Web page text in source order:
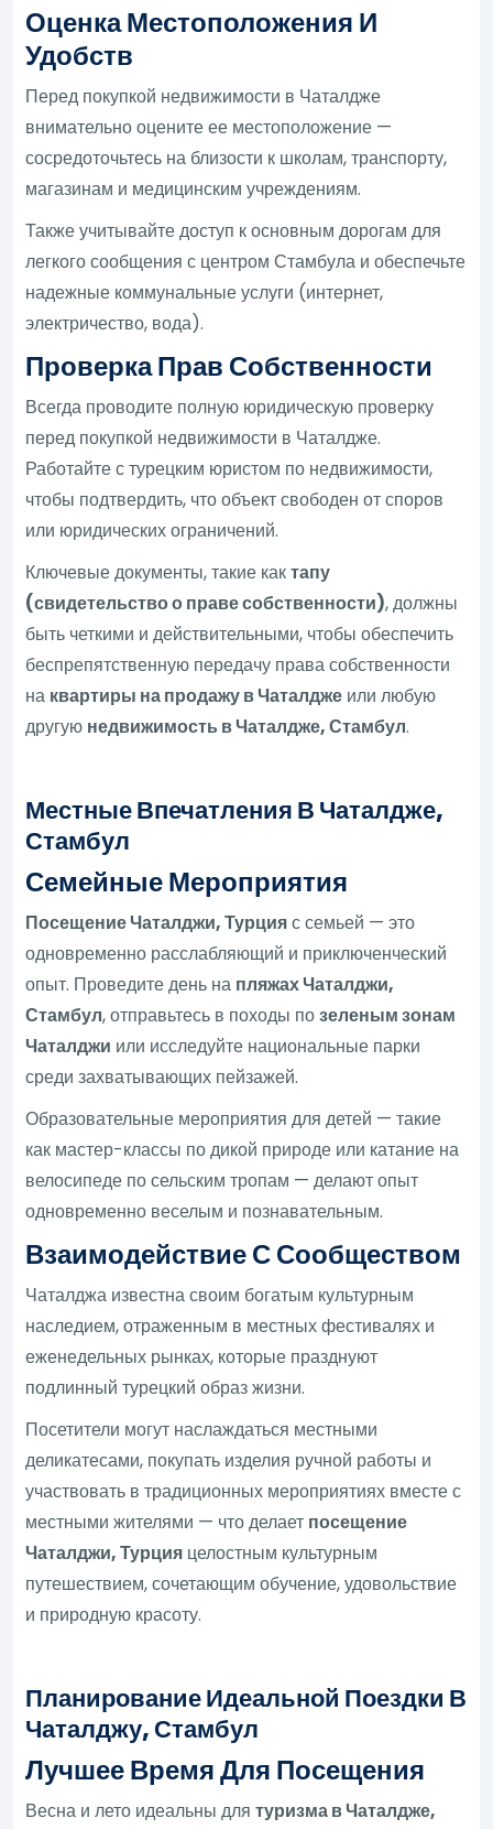
Оценка Местоположения И
Удобств
Перед покупкой недвижимости в Чаталдже
внимательно оцените ее местоположение —
сосредоточьтесь на близости к школам, транспорту,
магазинам и медицинским учреждениям.
Также учитывайте доступ к основным дорогам для
легкого сообщения с центром Стамбула и обеспечьте
надежные коммунальные услуги (интернет,
электричество, вода).
Проверка Прав Собственности
Всегда проводите полную юридическую проверку
перед покупкой недвижимости в Чаталдже.
Работайте с турецким юристом по недвижимости,
чтобы подтвердить, что объект свободен от споров
или юридических ограничений.
Ключевые документы, такие кактапу
(свидетельство о праве собственности), должны
быть четкими и действительными, чтобы обеспечить
беспрепятственную передачу права собственности
на квартиры на продажу в Чаталдже или любую
другую недвижимость в Чаталдже, Стамбул.
Местные Впечатления В Чаталдже,
Стамбул
Семейные Мероприятия
Посещение Чаталджи, Турцияс семьей — это
одновременно расслабляющий и приключенческий
опыт. Проведите день на пляжах Чаталджи,
Стамбул, отправьтесь в походы позеленым зонам
Чаталджи или исследуйте национальные парки
среди захватывающих пейзажей.
Образовательные мероприятия для детей — такие
как мастер-классы по дикой природе или катание на
велосипеде по сельским тропам — делают опыт
одновременно веселым и познавательным.
Взаимодействие С Сообществом
Чаталджа известна своим богатым культурным
наследием, отраженным в местных фестивалях и
еженедельных рынках, которые празднуют
подлинный турецкий образ жизни.
Посетители могут наслаждаться местными
деликатесами, покупать изделия ручной работы и
участвовать в традиционных мероприятиях вместе с
местными жителями — что делает посещение
Чаталджи, Турция целостным культурным
путешествием, сочетающим обучение, удовольствие
и природную красоту.
Планирование Идеальной Поездки В
Чаталджу, Стамбул
Лучшее Время Для Посещения
Весна и лето идеальны длятуризма в Чаталдже,